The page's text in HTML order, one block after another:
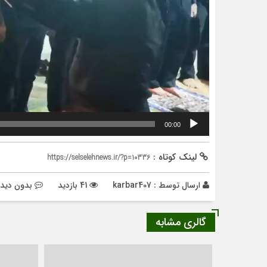
00:00
لینک کوتاه : https://selselehnews.ir/?p=10336
ارسال توسط : karbar407 بدون
گالری مشابه